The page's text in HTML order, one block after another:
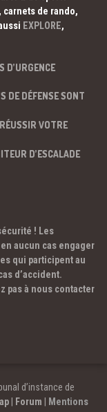
carnets de rando,
EXPLORE,
D’URGENCE
DE DÉFENSE SONT
VOTRE
D’ESCALADE
! Les
aucun cas engager
qui participent au
d’accident.
pas à nous contacter
d’instance de
| Forum
Mentions